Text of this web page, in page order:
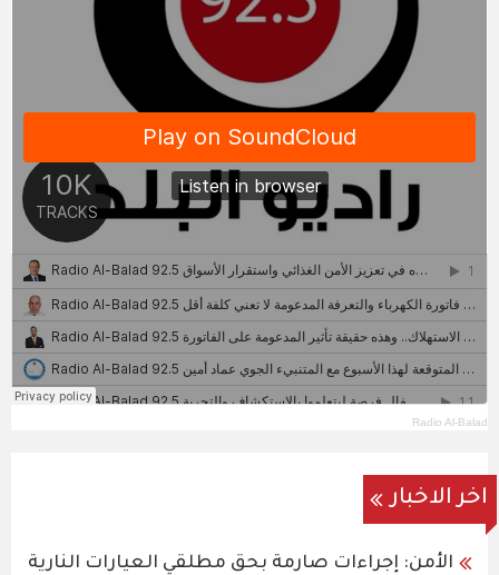
Radio Al-Balad
اخر الاخبار
الأمن: إجراءات صارمة بحق مطلقي العيارات النارية